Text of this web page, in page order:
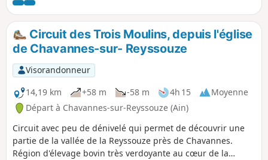
Circuit des Trois Moulins, depuis l'église
de Chavannes-sur- Reyssouze
Visorandonneur
14,19 km
+58 m -58 m 4h 15
Moyenne
Départ à Chavannes-sur-Reyssouze (Ain)
Circuit avec peu de dénivelé qui permet de découvrir une
partie de la vallée de la Reyssouze près de Chavannes.
Région d'élevage bovin très verdoyante au cœur de la